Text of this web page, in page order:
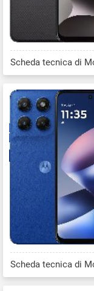
Scheda tecnica di
Scheda tecnica di